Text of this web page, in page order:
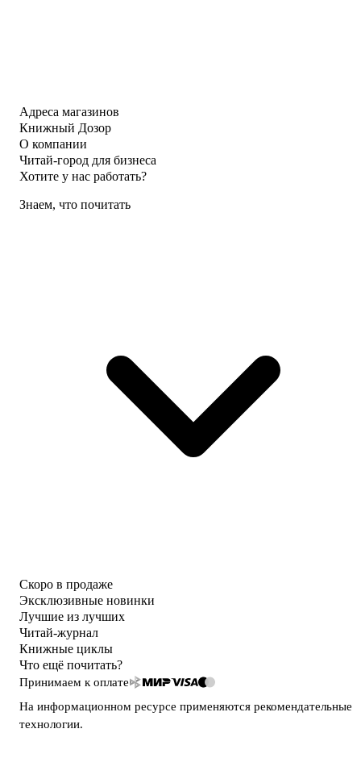
Адреса магазинов
Книжный Дозор
О компании
Читай-город для бизнеса
Хотите у нас работать?
Знаем, что почитать
Скоро в продаже
Эксклюзивные новинки
Лучшие из лучших
Читай-журнал
Книжные циклы
Что ещё почитать?
Принимаем к оплате
На информационном ресурсе применяются рекомендательные
технологии.